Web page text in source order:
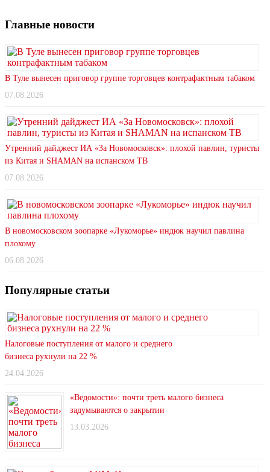
Главные новости
В Туле вынесен приговор группе торговцев контрафактным табаком
07.08.2026
Утренний дайджест ИА «За Новомосковск»: плохой павлин, туристы
из Китая и SHAMAN на испанском ТВ
07.08.2026
В новомосковском зоопарке «Лукоморье» индюк научил павлина
плохому
06.08.2026
Популярные статьи
Налоговые поступления от малого и среднего
бизнеса рухнули на 22 %
24.04.2026
«Ведомости»: почти треть малого бизнеса
задумываются о закрытии
13.03.2026